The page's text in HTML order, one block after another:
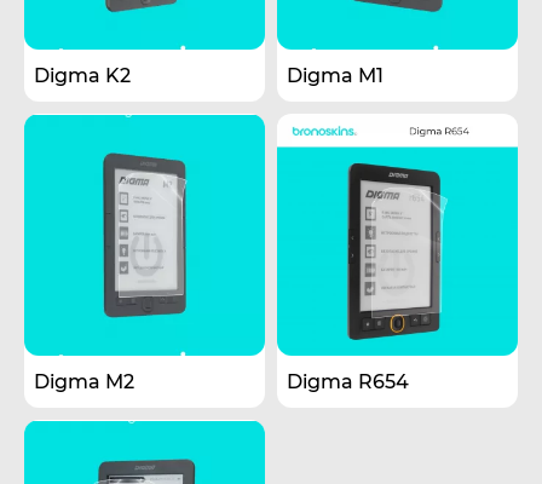
Digma K2 Digma M1
Digma M2 Digma R654